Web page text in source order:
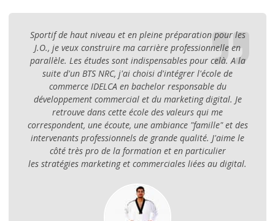
Sportif de haut niveau et en pleine préparation pour les
J.O., je veux construire ma carrière professionnelle en
parallèle. Les études sont indispensables pour celà. A la
suite d'un BTS NRC, j'ai choisi d'intégrer l'école de
commerce IDELCA en bachelor responsable du
développement commercial et du marketing digital. Je
retrouve dans cette école des valeurs qui me
correspondent, une écoute, une ambiance "famille" et des
intervenants professionnels de grande qualité. J'aime le
côté très pro de la formation et en particulier
les stratégies marketing et commerciales liées au digital.